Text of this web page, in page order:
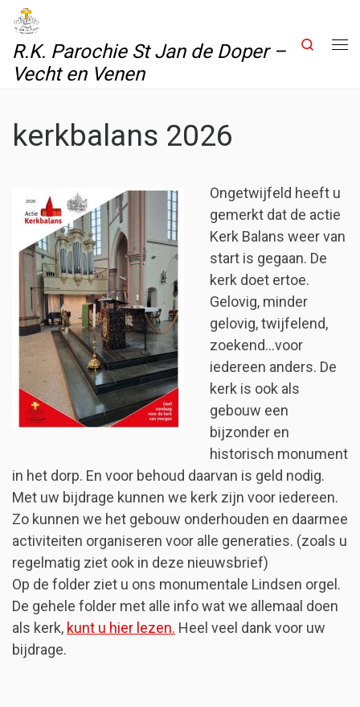
Skip to content
R.K. Parochie St Jan de Doper –
Vecht en Venen
Search
kerkbalans 2026
Ongetwijfeld heeft u
gemerkt dat de actie
Kerk Balans weer van
start is gegaan. De
kerk doet ertoe.
Gelovig, minder
gelovig, twijfelend,
zoekend…voor
iedereen anders. De
kerk is ook als
gebouw een
bijzonder en
historisch monument
in het dorp. En voor behoud daarvan is geld nodig.
Met uw bijdrage kunnen we kerk zijn voor iedereen.
Zo kunnen we het gebouw onderhouden en daarmee
activiteiten organiseren voor alle generaties. (zoals u
regelmatig ziet ook in deze nieuwsbrief)
Op de folder ziet u ons monumentale Lindsen orgel.
De gehele folder met alle info wat we allemaal doen
als kerk, kunt u hier lezen. Heel veel dank voor uw
bijdrage.